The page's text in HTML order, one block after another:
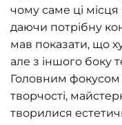
чому саме ці
даючи потрібну
мав показати, що
але з іншого боку
Головним фокусом
творчості,
творилися